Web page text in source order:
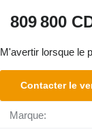
809 800
M'avertir lorsque le
Contacter le
Marque: